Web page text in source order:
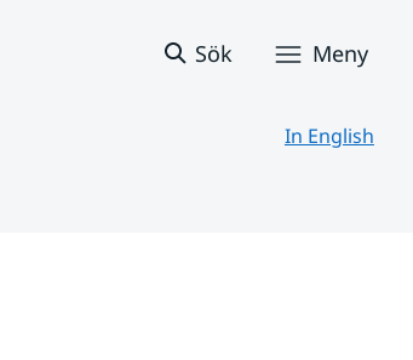
Sök Meny
In English